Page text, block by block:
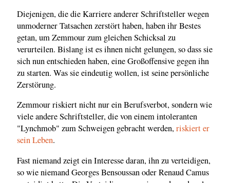
Diejenigen, die die Karriere anderer Schriftsteller wegen
unmoderner Tatsachen zerstört haben, haben ihr Bestes
getan, um Zemmour zum gleichen Schicksal zu
verurteilen. Bislang ist es ihnen nicht gelungen, so dass sie
sich nun entschieden haben, eine Großoffensive gegen ihn
zu starten. Was sie eindeutig wollen, ist seine persönliche
Zerstörung.
Zemmour riskiert nicht nur ein Berufsverbot, sondern wie
viele andere Schriftsteller, die von einem intoleranten
"Lynchmob" zum Schweigen gebracht werden,riskiert er
sein Leben.
Fast niemand zeigt ein Interesse daran, ihn zu verteidigen,
so wie niemand Georges Bensoussan oder Renaud Camus